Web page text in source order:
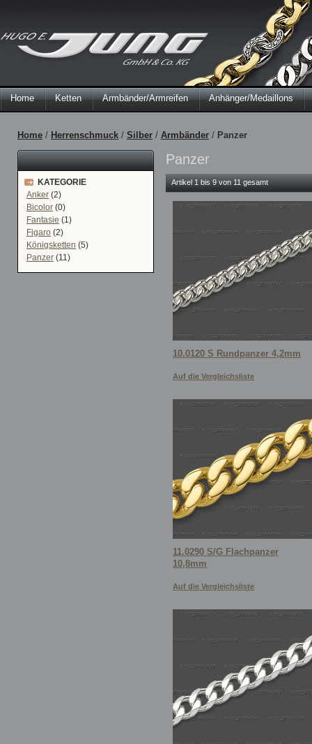
Home Ketten Armbänder/Armreifen Anhänger/Medaillons
Home / Herrenschmuck / Silber / Armbänder / Panzer
Panzer
Artikel 1 bis 9 von 11 gesamt
10.0120 S Rundpanzer 4,2mm
Auf die Vergleichsliste
11.0290 S/G Flachpanzer
10,8mm
Auf die Vergleichsliste
KATEGORIE
Anker (2)
Bicolor (0)
Fantasie (1)
Figaro (2)
Königsketten (5)
Panzer (11)